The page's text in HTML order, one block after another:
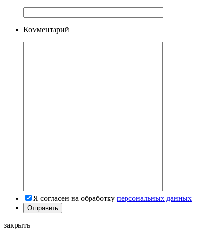
Комментарий
Я согласен на обработку персональных данных
закрыть